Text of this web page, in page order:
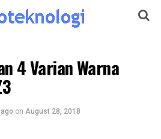
4 Varian Warna
on August 28, 2018